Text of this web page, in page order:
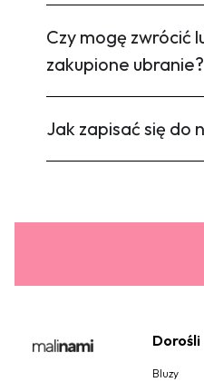
Czy mogę zwrócić
zakupione ubranie?
Jak zapisać się do
Dorośli
Bluzy